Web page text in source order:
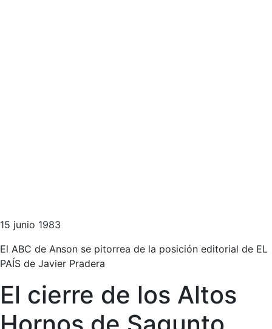
15 junio 1983
El ABC de Anson se pitorrea de la posición editorial de EL
PAÍS de Javier Pradera
El cierre de los Altos